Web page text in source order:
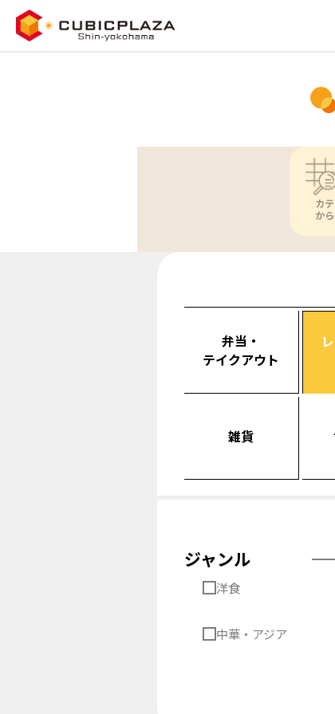
カ
か
弁当・
テイクアウト
雑貨
ジャンル
洋食
中華・アジア